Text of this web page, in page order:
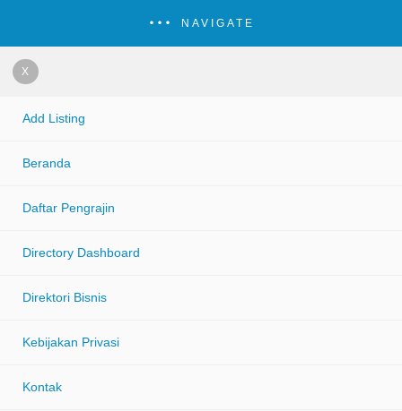
NAVIGATE
X
Add Listing
Beranda
Daftar Pengrajin
Directory Dashboard
Direktori Bisnis
Kebijakan Privasi
Kontak